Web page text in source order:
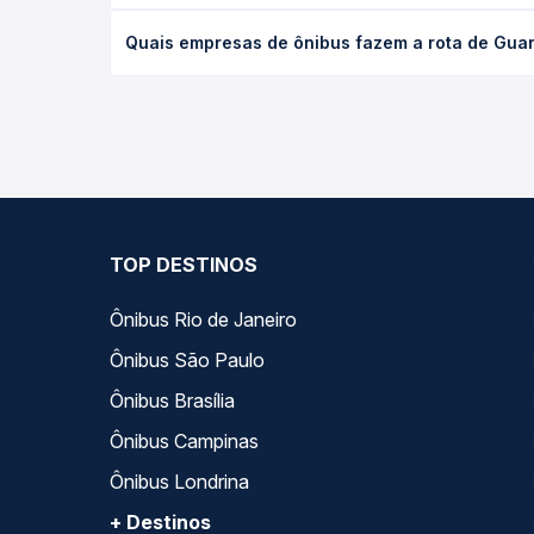
a antecedência da compra. Na Quero Passagem
Quais empresas de ônibus fazem a rota de
TOP DESTINOS
Ônibus Rio de Janeiro
Ônibus São Paulo
Ônibus Brasília
Ônibus Campinas
Ônibus Londrina
+ Destinos